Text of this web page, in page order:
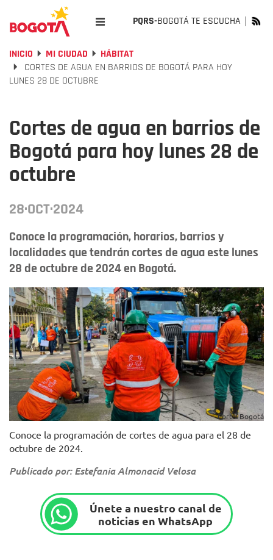
PQRS-BOGOTÁ TE ESCUCHA
INICIO MI CIUDAD
HÁBITAT
CORTES DE AGUA EN BARRIOS DE BOGOTÁ PARA HOY
LUNES 28 DE OCTUBRE
Cortes de agua en barrios de
Bogotá para hoy lunes 28 de
octubre
28·OCT·2024
Conoce la programación, horarios, barrios y
localidades que tendrán cortes de agua este lunes
28 de octubre de 2024 en Bogotá.
Portal Bogotá
Conoce la programación de cortes de agua para el 28 de
octubre de 2024.
Publicado por: Estefania Almonacid Velosa
Únete a nuestro canal de
noticias en WhatsApp